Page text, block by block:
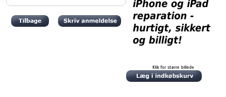
Klik for større billede